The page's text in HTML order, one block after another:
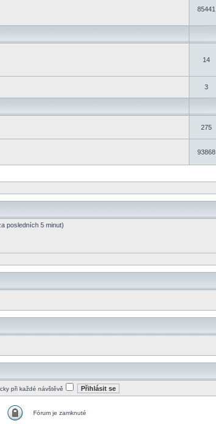
85441
14
3
275
93868
posledních 5 minut)
při každé návštěvě
Fórum je zamknuté